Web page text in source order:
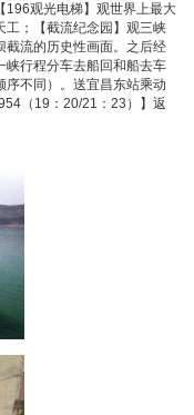
196观光电梯】观世界上最大
；【截流纪念园】观三峡
截流的历史性画面。之后经
峡行程分车去船回和船去车
序不同）。送宜昌东站乘动
（19：20/21：23）】返